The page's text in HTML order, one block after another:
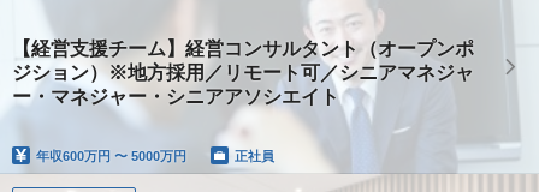
【経営支援チーム】経営コンサルタント（オープンポ
ジション）※地方採用／リモート可／シニアマネジャ
ー・マネジャー・シニアアソシエイト
年収600万円 〜 5000万円 正社員